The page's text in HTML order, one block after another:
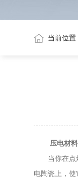
当前位置
压电材
当你在点燃
电陶瓷上，